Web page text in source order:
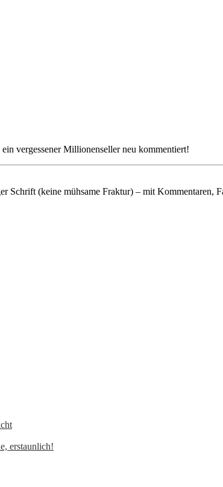
vergessener Millionenseller neu kommentiert!
(keine mühsame Fraktur) – mit Kommentaren,
erstaunlich!